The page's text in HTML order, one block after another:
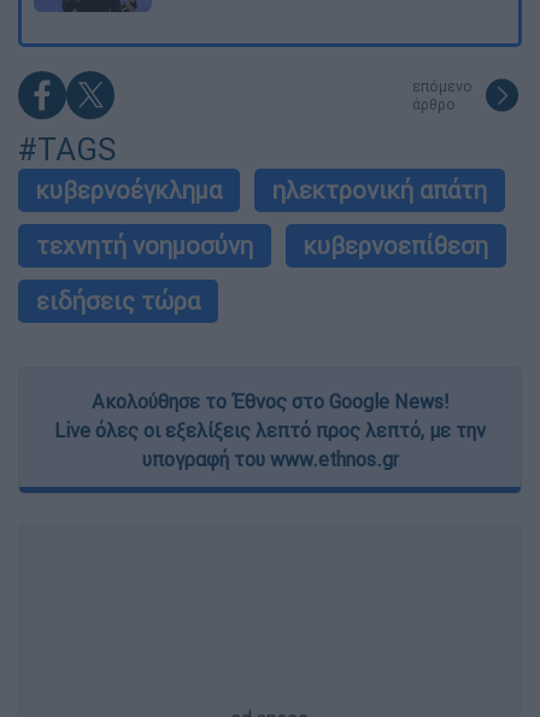
επόμενο
άρθρο
#TAGS
κυβερνοέγκλημα
ηλεκτρονική απάτη
τεχνητή νοημοσύνη
κυβερνοεπίθεση
ειδήσεις τώρα
Ακολούθησε το Έθνος στο Google News!
Live όλες οι εξελίξεις λεπτό προς λεπτό, με την
υπογραφή του www.ethnos.gr